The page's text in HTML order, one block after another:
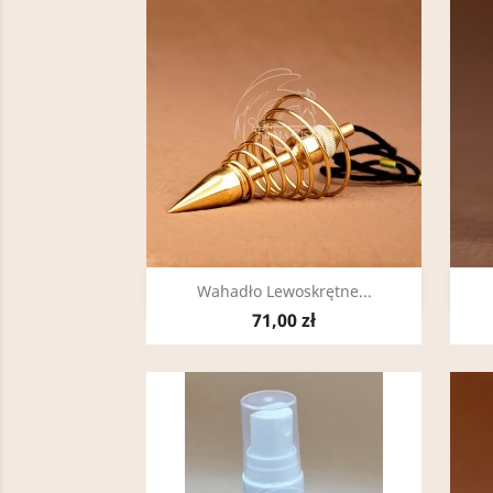
Wahadło Lewoskrętne...
71,00 zł
Szybki podgląd